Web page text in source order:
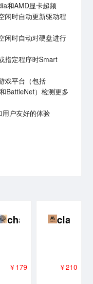
和AMD显卡超频
闲时自动更新驱动程
闲时自动对硬盘进行
指定程序时Smart
戏平台（包括
BattleNet）检测更多
户友好的体验
的鱼类图标
chatgpt plus 代充
￥179
claude
￥210